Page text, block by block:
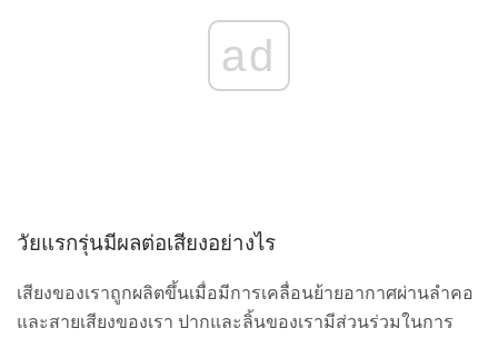
ad
วัยแรกรุ่นมีผลต่อเสียงอย่างไร
เสียงของเราถูกผลิตขึ้นเมื่อมีการเคลื่อนย้ายอากาศผ่านลำคอ
และสายเสียงของเรา ปากและลิ้นของเรามีส่วนร่วมในการ